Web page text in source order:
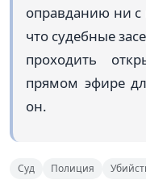
оправданию ни с
что судебные
проходить
прямом эфире
он.
Суд Полиция